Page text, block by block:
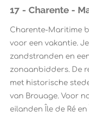
17 - Charente -
Charente-Maritime
voor een vakantie.
zandstranden en
zonaanbidders. De
met historische
van Brouage. Voor
eilanden Île de Ré